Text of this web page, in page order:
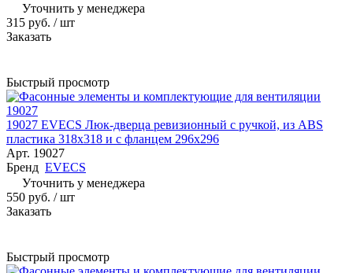
Уточнить у менеджера
315 руб. / шт
Заказать
Быстрый просмотр
19027 EVECS Люк-дверца ревизионный с ручкой, из ABS
пластика 318х318 и с фланцем 296х296
Арт. 19027
Бренд EVECS
Уточнить у менеджера
550 руб. / шт
Заказать
Быстрый просмотр